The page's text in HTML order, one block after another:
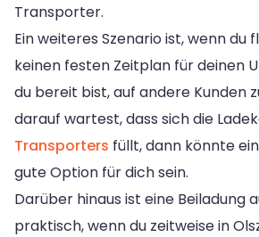
Transporter.
Ein weiteres Szenario ist, wenn du
keinen festen Zeitplan für deinen
du bereit bist, auf andere Kunden
darauf wartest, dass sich die
Transporters füllt, dann könnte
gute Option für dich sein.
Darüber hinaus ist eine Beiladung
praktisch, wenn du zeitweise in